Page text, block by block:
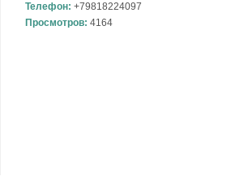
Телефон: +79818224097
Просмотров: 4164